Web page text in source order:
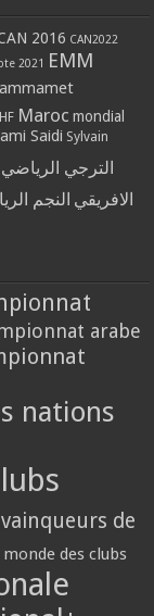
2016 CAN2022
2021 EMM
Maroc mondial
Saidi Sylvain
الترجي الرياضي
الافريقي النجم
arabe
nations
de
monde des clubs